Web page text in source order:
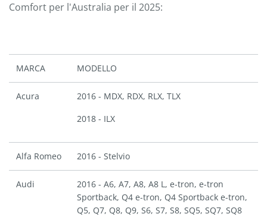
Comfort per l'Australia per il 2025:
MARCA MODELLO
Acura
2016 - MDX, RDX, RLX, TLX
2018 - ILX
Alfa Romeo 2016 - Stelvio
Audi
2016 - A6, A7, A8, A8 L, e-tron, e-tron
Sportback, Q4 e-tron, Q4 Sportback e-tron,
Q5, Q7, Q8, Q9, S6, S7, S8, SQ5, SQ7, SQ8